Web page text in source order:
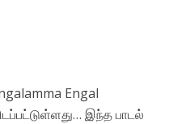
Engal
இந்த பாடல்